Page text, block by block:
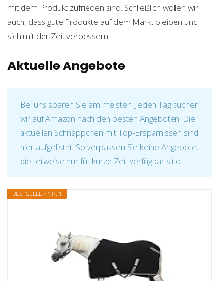
mit dem Produkt zufrieden sind. Schließlich wollen wir
auch, dass gute Produkte auf dem Markt bleiben und
sich mit der Zeit verbessern.
Aktuelle Angebote
Bei uns sparen Sie am meisten! Jeden Tag suchen
wir auf Amazon nach den besten Angeboten. Die
aktuellen Schnäppchen mit Top-Ersparnissen sind
hier aufgelistet. So verpassen Sie keine Angebote,
die teilweise nur für kurze Zeit verfügbar sind.
BESTSELLER NR. 1